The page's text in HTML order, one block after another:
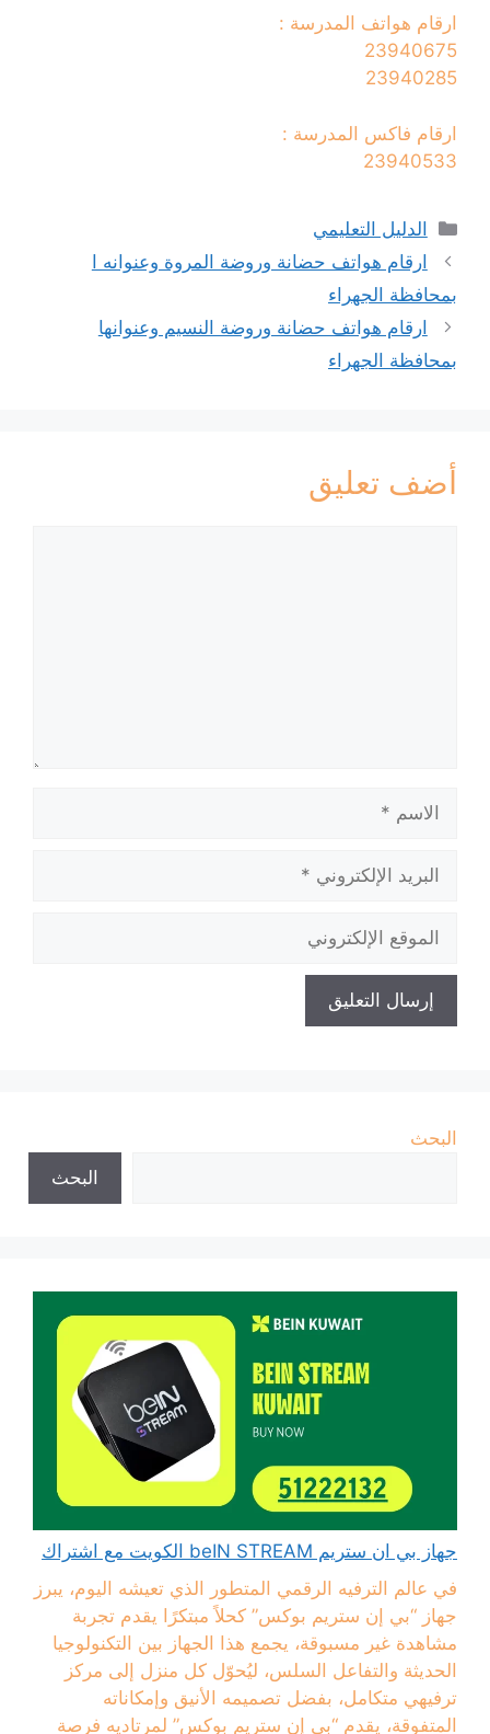
ارقام هواتف المدرسة :
23940675
23940285
ارقام فاكس المدرسة :
23940533
التصنيفات
الدليل التعليمي
ارقام هواتف حضانة وروضة المروة وعنوانه ا
بمحافظة الجهراء
ارقام هواتف حضانة وروضة النسيم وعنوانها
بمحافظة الجهراء
أضف تعليق
الإلكتروني
الإلكتروني
البحث
البحث
جهاز بي ان ستريم beIN STREAM الكويت مع اشتراك
في عالم الترفيه الرقمي المتطور الذي تعيشه اليوم، يبرز
جهاز “بي إن ستريم بوكس” كحلاً مبتكرًا يقدم تجربة
مشاهدة غير مسبوقة، يجمع هذا الجهاز بين التكنولوجيا
الحديثة والتفاعل السلس، ليُحوّل كل منزل إلى مركز
ترفيهي متكامل، بفضل تصميمه الأنيق وإمكاناته
المتفوقة، يقدم “بي إن ستريم بوكس” لمرتاديه فرصة